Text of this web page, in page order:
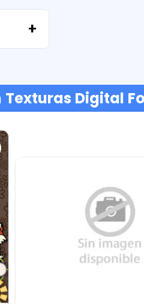
Digital